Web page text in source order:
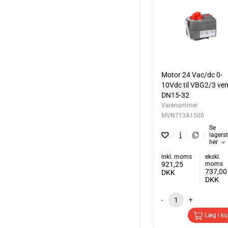
Motor 24 Vac/dc 0-
10Vdc til VBG2/3
DN15-32
Varenummer:
MVN713A1500
Se
her
inkl. moms
921,25
DKK
ekskl.
moms
737,00
DKK
- +
Læg i